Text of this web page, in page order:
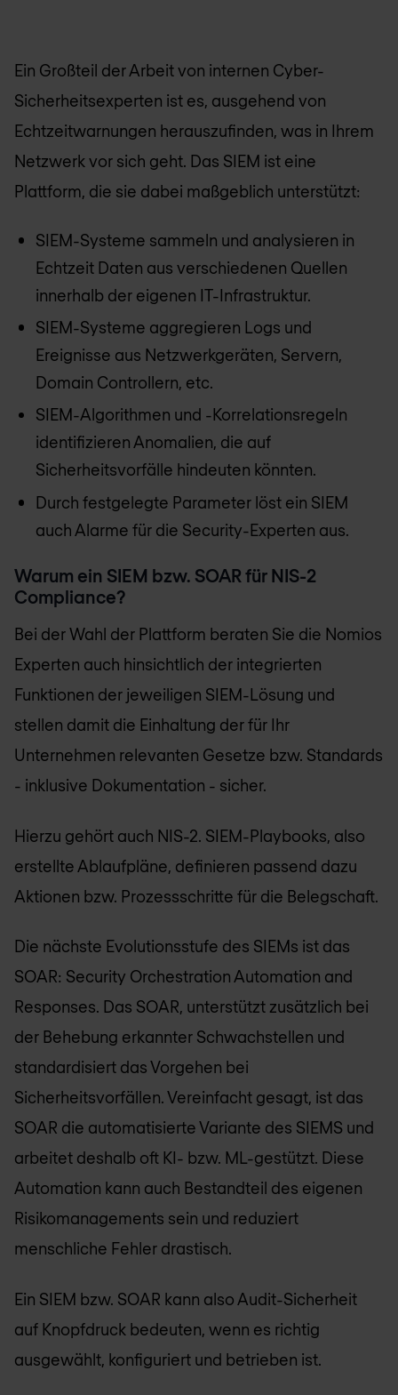
Ein Großteil der Arbeit von internen Cyber-
Sicherheitsexperten ist es, ausgehend von
Echtzeitwarnungen herauszufinden, was in Ihrem
Netzwerk vor sich geht. Das SIEM ist eine
Plattform, die sie dabei maßgeblich unterstützt:
SIEM-Systeme sammeln und analysieren in
Echtzeit Daten aus verschiedenen Quellen
innerhalb der eigenen IT-Infrastruktur.
SIEM-Systeme aggregieren Logs und
Ereignisse aus Netzwerkgeräten, Servern,
Domain Controllern, etc.
SIEM-Algorithmen und -Korrelationsregeln
identifizieren Anomalien, die auf
Sicherheitsvorfälle hindeuten könnten.
Durch festgelegte Parameter löst ein SIEM
auch Alarme für die Security-Experten aus.
Warum ein SIEM bzw. SOAR für NIS-2
Compliance?
Bei der Wahl der Plattform beraten Sie die Nomios
Experten auch hinsichtlich der integrierten
Funktionen der jeweiligen SIEM-Lösung und
stellen damit die Einhaltung der für Ihr
Unternehmen relevanten Gesetze bzw. Standards
- inklusive Dokumentation - sicher.
Hierzu gehört auch NIS-2. SIEM-Playbooks, also
erstellte Ablaufpläne, definieren passend dazu
Aktionen bzw. Prozessschritte für die Belegschaft.
Die nächste Evolutionsstufe des SIEMs ist das
SOAR: Security Orchestration Automation and
Responses. Das SOAR, unterstützt zusätzlich bei
der Behebung erkannter Schwachstellen und
standardisiert das Vorgehen bei
Sicherheitsvorfällen. Vereinfacht gesagt, ist das
SOAR die automatisierte Variante des SIEMS und
arbeitet deshalb oft KI- bzw. ML-gestützt. Diese
Automation kann auch Bestandteil des eigenen
Risikomanagements sein und reduziert
menschliche Fehler drastisch.
Ein SIEM bzw. SOAR kann also Audit-Sicherheit
auf Knopfdruck bedeuten, wenn es richtig
ausgewählt, konfiguriert und betrieben ist.